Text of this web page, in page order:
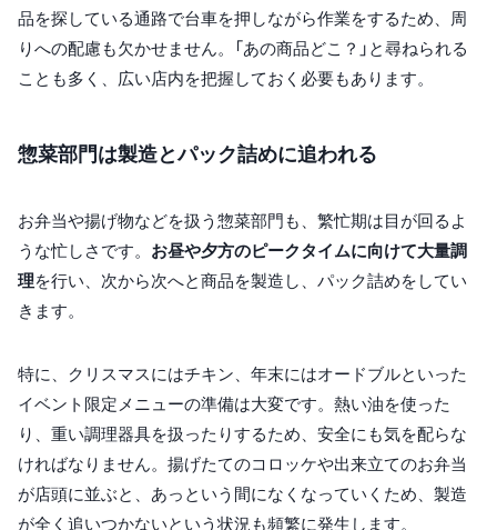
品を探している通路で台車を押しながら作業をするため、周
りへの配慮も欠かせません。「あの商品どこ？」と尋ねられる
ことも多く、広い店内を把握しておく必要もあります。
惣菜部門は製造とパック詰めに追われる
お弁当や揚げ物などを扱う惣菜部門も、繁忙期は目が回るよ
うな忙しさです。 お昼や夕方のピークタイムに向けて大量調
理を行い、次から次へと商品を製造し、パック詰めをしてい
きます。
特に、クリスマスにはチキン、年末にはオードブルといった
イベント限定メニューの準備は大変です。熱い油を使った
り、重い調理器具を扱ったりするため、安全にも気を配らな
ければなりません。揚げたてのコロッケや出来立てのお弁当
が店頭に並ぶと、あっという間になくなっていくため、製造
が全く追いつかないという状況も頻繁に発生します。